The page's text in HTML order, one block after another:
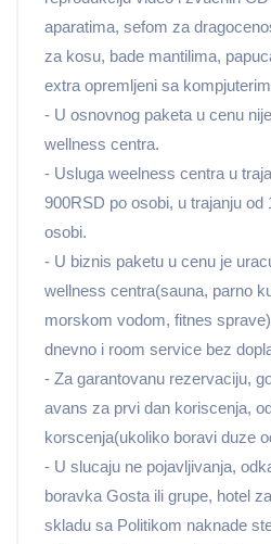
aparatima, sefom za
za kosu, bade mantilima,
extra opremljeni sa
- U osnovnog paketa u cenu
wellness centra.
- Usluga weelness centra u
900RSD po osobi, u trajanju od
osobi.
- U biznis paketu u cenu je
wellness centra(sauna, parno
morskom vodom, fitnes
dnevno i room service bez
- Za garantovanu rezervaciju,
avans za prvi dan koriscenja,
korscenja(ukoliko boravi duze
- U slucaju ne pojavljivanja,
boravka Gosta ili grupe, hotel
skladu sa Politikom naknade